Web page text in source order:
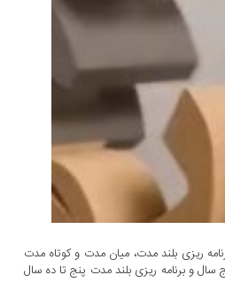
ریزی بلند مدت، میان مدت و کوتاه مدت
و برنامه ریزی بلند مدت پنج تا ده سال